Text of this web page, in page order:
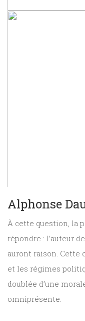
Alphonse
À cette question, la
répondre : l’auteur
auront raison. Cette
et les régimes
doublée d’une
omniprésente.